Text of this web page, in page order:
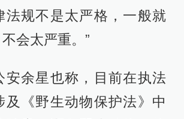
法规不是太严格，一般就
会太严重。”
安余星也称，目前在执法
及《野生动物保护法》中